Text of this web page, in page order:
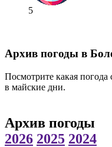
5
Архив погоды в
Посмотрите какая погода
в майские дни.
Архив погоды
2026 2025 2024